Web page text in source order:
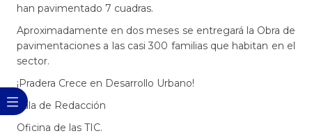
han pavimentado 7 cuadras.
Aproximadamente en dos meses se entregará la Obra de
pavimentaciones a las casi 300 familias que habitan en el
sector.
¡Pradera Crece en Desarrollo Urbano!
Sala de Redacción
Oficina de las TIC.